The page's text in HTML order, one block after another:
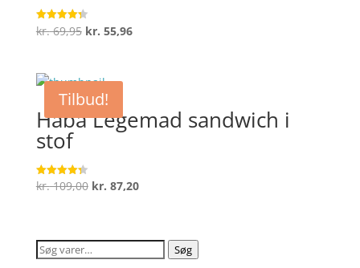
Vurderet
4.3
kr.69,95 Den
var:
kr. 69,95.
kr. 55,96Den
Tilbud!
Haba Legemad sandwich i
stof
Vurderet
4.3
kr.109,00 Den
var:
kr. 109,00.
kr. 87,20Den
er:
kr. 87,20.
Søg
Søg